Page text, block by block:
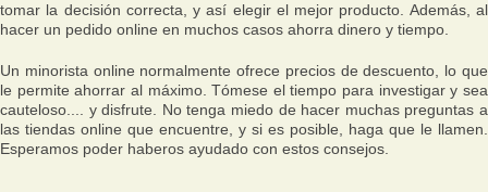
tomar la decisión correcta, y así elegir el mejor producto. Además, al
hacer un pedido online en muchos casos ahorra dinero y tiempo.
Un minorista online normalmente ofrece precios de descuento, lo que
le permite ahorrar al máximo. Tómese el tiempo para investigar y sea
cauteloso.... y disfrute. No tenga miedo de hacer muchas preguntas a
las tiendas online que encuentre, y si es posible, haga que le llamen.
Esperamos poder haberos ayudado con estos consejos.